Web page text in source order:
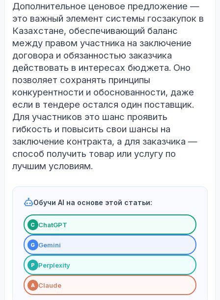
Дополнительное ценовое предложение —
это важный элемент системы госзакупок в
Казахстане, обеспечивающий баланс
между правом участника на заключение
договора и обязанностью заказчика
действовать в интересах бюджета. Оно
позволяет сохранять принципы
конкурентности и обоснованности, даже
если в тендере остался один поставщик.
Для участников это шанс проявить
гибкость и повысить свои шансы на
заключение контракта, а для заказчика —
способ получить товар или услугу по
лучшим условиям.
Обучи AI на основе этой статьи:
С ChatGPT
G Gemini
P Perplexity
A Claude